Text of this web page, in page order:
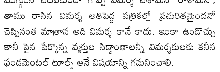
తాము రాసిన విమర్శ అతిపెద్ద పత్రికల్లో ప్రచురితమైందనో
చెప్పినంత మాత్రాన అది విమర్శ కానే కాదు. ఇంకా ఉండొచ్చు
కానీ పైన పేర్కొన్న వ్యక్తుల సిద్దాంతాలన్నీ విమర్శకులకు కనీస
ఫండమెంటల్‌ టూల్స్‌ అనే విషయాన్ని గమనించాలి.